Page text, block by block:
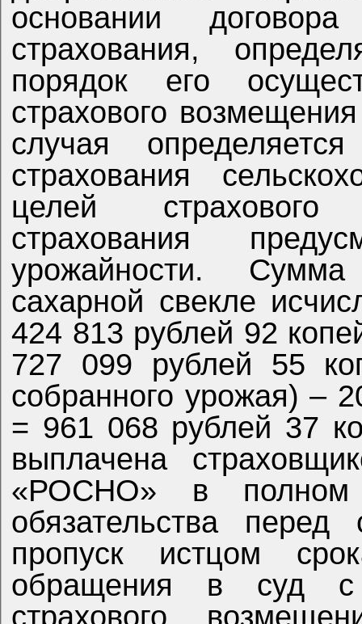
основании
страхования,
порядок его
страхового
случая
страхования
целей
страхования
урожайности.
Сумма
сахарной свекле
424 813 рублей 92
727 099 рублей 55
собранного урожая) –
= 961 068 рублей 37
выплачена
«РОСНО» в полном
обязательства перед
пропуск истцом
обращения в суд с
страхового